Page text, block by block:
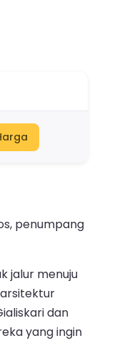
penumpang
jalur menuju
dan
yang ingin